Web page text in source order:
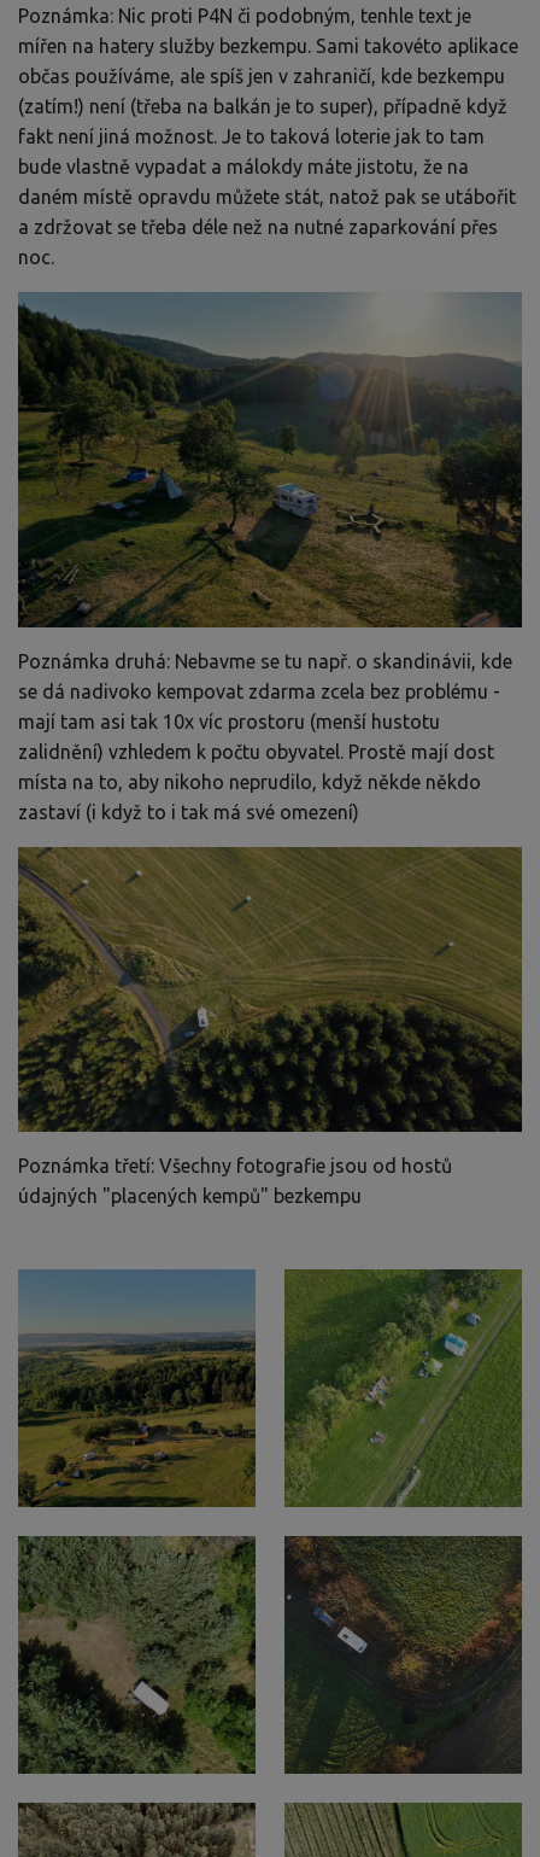
Poznámka: Nic proti P4N či podobným, tenhle text je
mířen na hatery služby bezkempu. Sami takovéto aplikace
občas používáme, ale spíš jen v zahraničí, kde bezkempu
(zatím!) není (třeba na balkán je to super), případně když
fakt není jiná možnost. Je to taková loterie jak to tam
bude vlastně vypadat a málokdy máte jistotu, že na
daném místě opravdu můžete stát, natož pak se utábořit
a zdržovat se třeba déle než na nutné zaparkování přes
noc.
Poznámka druhá: Nebavme se tu např. o skandinávii, kde
se dá nadivoko kempovat zdarma zcela bez problému -
mají tam asi tak 10x víc prostoru (menší hustotu
zalidnění) vzhledem k počtu obyvatel. Prostě mají dost
místa na to, aby nikoho neprudilo, když někde někdo
zastaví (i když to i tak má své omezení)
Poznámka třetí: Všechny fotografie jsou od hostů
údajných "placených kempů" bezkempu